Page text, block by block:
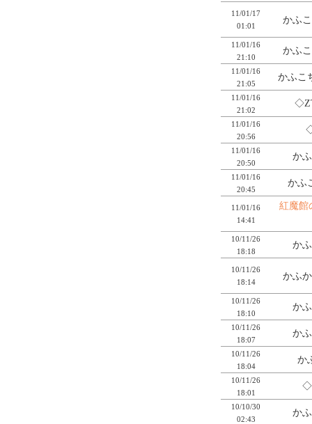
11/01/17
01:01
かふ
11/01/16
21:10
かふ
11/01/16
21:05
かふこ
11/01/16
21:02
11/01/16
20:56
11/01/16
20:50
か
11/01/16
20:45
かふ
11/01/16
14:41
紅魔館
10/11/26
18:18
か
10/11/26
18:14
かふ
10/11/26
18:10
か
10/11/26
18:07
か
10/11/26
18:04
か
10/11/26
18:01
10/10/30
02:43
か